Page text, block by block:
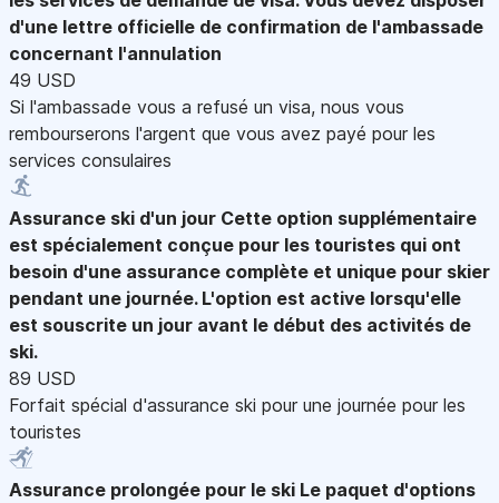
d'une lettre officielle de confirmation de l'ambassade
concernant l'annulation
49 USD
Si l'ambassade vous a refusé un visa, nous vous
rembourserons l'argent que vous avez payé pour les
services consulaires
Assurance ski d'un jour Cette option supplémentaire
est spécialement conçue pour les touristes qui ont
besoin d'une assurance complète et unique pour skier
pendant une journée. L'option est active lorsqu'elle
est souscrite un jour avant le début des activités de
ski.
89 USD
Forfait spécial d'assurance ski pour une journée pour les
touristes
Assurance prolongée pour le ski Le paquet d'options